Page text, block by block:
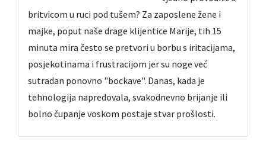
britvicom u ruci pod tušem? Za zaposlene žene i
majke, poput naše drage klijentice Marije, tih 15
minuta mira često se pretvori u borbu s iritacijama,
posjekotinama i frustracijom jer su noge već
sutradan ponovno "bockave". Danas, kada je
tehnologija napredovala, svakodnevno brijanje ili
bolno čupanje voskom postaje stvar prošlosti.